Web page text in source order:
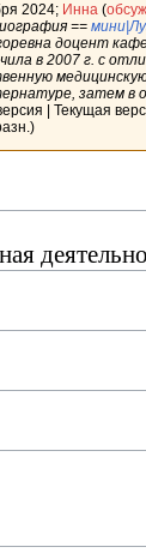
2024; Инна (
==
доцент
в 2007 г. с
затем в
| Текущая